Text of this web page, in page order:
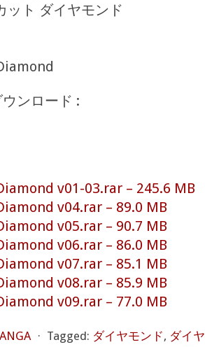
ット ダイヤモンド
ンロード :
v01-03.rar – 245.6 MB
v04.rar – 89.0 MB
v05.rar – 90.7 MB
v06.rar – 86.0 MB
v07.rar – 85.1 MB
v08.rar – 85.9 MB
v09.rar – 77.0 MB
⋅ Tagged: ダイヤモンド, ダイ